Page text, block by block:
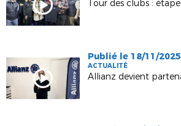
Publié le 18/11/2025
ACTUALITÉ